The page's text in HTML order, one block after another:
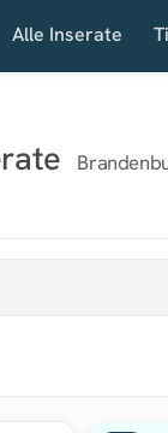
Alle Inserate